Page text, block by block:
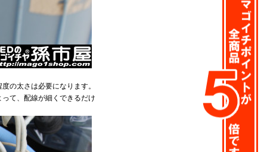
の太さは必要になります。
て、配線が細くできるだけ